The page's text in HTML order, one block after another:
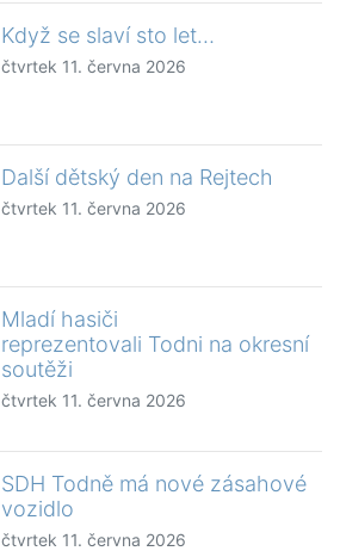
Když se slaví sto let…
čtvrtek 11. června 2026
Další dětský den na Rejtech
čtvrtek 11. června 2026
Mladí hasiči
reprezentovali Todni na okresní
soutěži
čtvrtek 11. června 2026
SDH Todně má nové zásahové
vozidlo
čtvrtek 11. června 2026